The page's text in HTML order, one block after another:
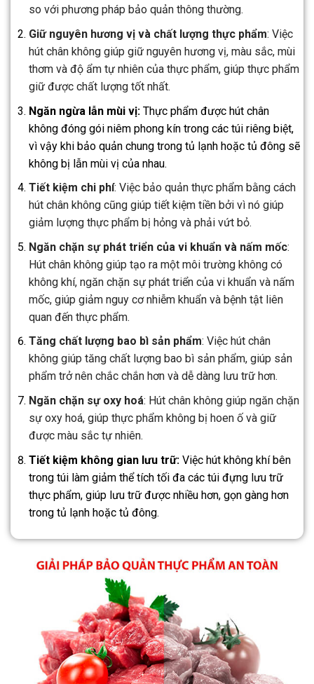
so với phương pháp bảo quản thông thường.
Giữ nguyên hương vị và chất lượng thực phẩm: Việc
hút chân không giúp giữ nguyên hương vị, màu sắc, mùi
thơm và độ ẩm tự nhiên của thực phẩm, giúp thực phẩm
giữ được chất lượng tốt nhất.
Ngăn ngừa lẫn mùi vị:Thực phẩm được hút chân
không đóng gói niêm phong kín trong các túi riêng biệt,
vì vậy khi bảo quản chung trong tủ lạnh hoặc tủ đông sẽ
không bị lẫn mùi vị của nhau.
Tiết kiệm chi phí: Việc bảo quản thực phẩm bằng cách
hút chân không cũng giúp tiết kiệm tiền bởi vì nó giúp
giảm lượng thực phẩm bị hỏng và phải vứt bỏ.
Ngăn chặn sự phát triển của vi khuẩn và nấm mốc:
Hút chân không giúp tạo ra một môi trường không có
không khí, ngăn chặn sự phát triển của vi khuẩn và nấm
mốc, giúp giảm nguy cơ nhiễm khuẩn và bệnh tật liên
quan đến thực phẩm.
Tăng chất lượng bao bì sản phẩm: Việc hút chân
không giúp tăng chất lượng bao bì sản phẩm, giúp sản
phẩm trở nên chắc chắn hơn và dễ dàng lưu trữ hơn.
Ngăn chặn sự oxy hoá: Hút chân không giúp ngăn chặn
sự oxy hoá, giúp thực phẩm không bị hoen ố và giữ
được màu sắc tự nhiên.
Tiết kiệm không gian lưu trữ:Việc hút không khí bên
trong túi làm giảm thể tích tối đa các túi đựng lưu trữ
thực phẩm, giúp lưu trữ được nhiều hơn, gọn gàng hơn
trong tủ lạnh hoặc tủ đông.